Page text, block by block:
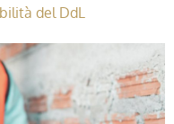
del DdL